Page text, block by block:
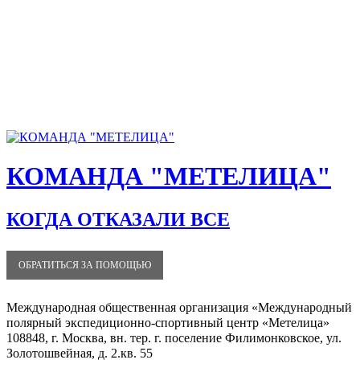
КОМАНДА "МЕТЕЛИЦА"
КОГДА ОТКАЗАЛИ ВСЕ
ОБРАТИТЬСЯ ЗА ПОМОЩЬЮ
Международная общественная организация «Международный
полярный экспедиционно-спортивный центр «Метелица»
108848, г. Москва, вн. тер. г. поселение Филимонковское, ул.
Золотошвейная, д. 2.кв. 55